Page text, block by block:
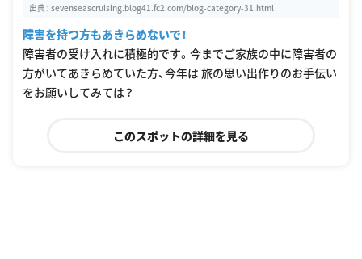
出典： sevenseascruising.blog41.fc2.com/blog-category-31.html
障害を持つ方もあきらめないで！
障害者の受け入れに積極的です。今までご家族の中に障害者の
方がいてあきらめていた方、今年は 旅の思い出作りのお手伝い
をお願いしてみては？
このスポットの詳細を見る